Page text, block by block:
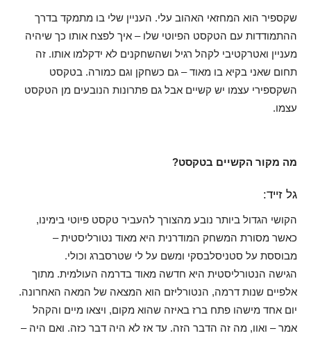
שקספיר הוא המחזאי האהוב עלי. העניין שלי בו מתמקד בדרך
ההתמודדות עם הטקסט הפיוטי שלו – איך לפצח אותו כך שיהיה
מעניין ואטרקטיבי לקהל רגיל ושהשחקנים לא ידקלמו אותו. זה
תחום שאני בקיא בו מאוד – גם כשחקן וגם כמורה. בטקסט
השקספירי עצמו יש קשיים אבל גם פתרונות הנובעים מן הטקסט
עצמו.
מה מקור הקשיים בטקסט?
גל זייד:
הקושי הגדול ביותר נובע מהצורך להעביר טקסט פיוטי בימינו,
כאשר מסורת המשחק המודרנית היא מאוד נטורליסטית –
מבוססת על סטניסלבסקי ומשם על לי שטרסברג וכולי.
הגישה הנטורליסטית היא חדשה מאוד בדרמה העולמית. מתוך
אלפיים שנות דרמה, הנטורליזם הוא המצאה של המאה האחרונה.
יום אחד מישהו פתח ברז באיזה שהוא מקום, ויצאו מיים והקהל
אמר – ואוו, מה זה הדבר הזה. עד אז לא היה דבר כזה. ואם היה –